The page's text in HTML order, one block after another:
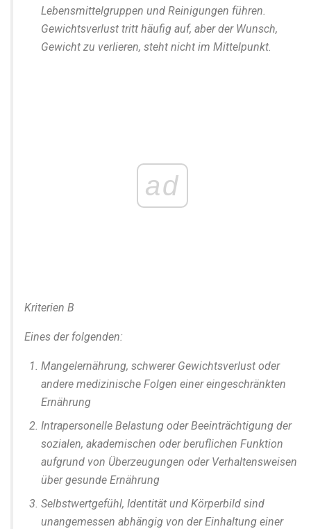
Lebensmittelgruppen und Reinigungen führen.
Gewichtsverlust tritt häufig auf, aber der Wunsch,
Gewicht zu verlieren, steht nicht im Mittelpunkt.
ad
Kriterien B
Eines der folgenden:
Mangelernährung, schwerer Gewichtsverlust oder
andere medizinische Folgen einer eingeschränkten
Ernährung
Intrapersonelle Belastung oder Beeinträchtigung der
sozialen, akademischen oder beruflichen Funktion
aufgrund von Überzeugungen oder Verhaltensweisen
über gesunde Ernährung
Selbstwertgefühl, Identität und Körperbild sind
unangemessen abhängig von der Einhaltung einer